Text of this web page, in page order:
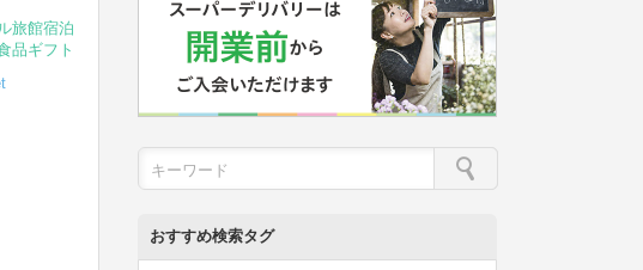
旅館宿泊
品ギフト
おすすめ検索タグ